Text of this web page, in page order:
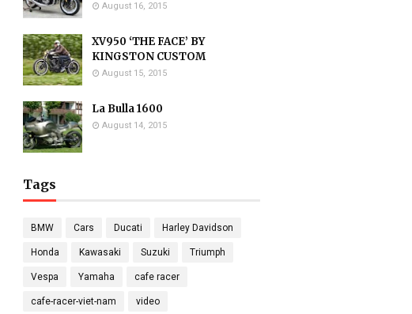
August 16, 2015
XV950 ‘THE FACE’ BY
KINGSTON CUSTOM
August 15, 2015
La Bulla 1600
August 14, 2015
Tags
BMW Cars Ducati Harley Davidson
Honda Kawasaki Suzuki Triumph
Vespa Yamaha cafe racer
cafe-racer-viet-nam video